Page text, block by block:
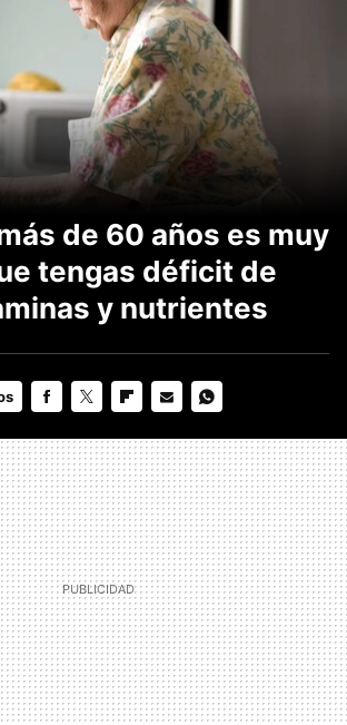
de 60 años es muy
tengas déficit de
y nutrientes
MAIL